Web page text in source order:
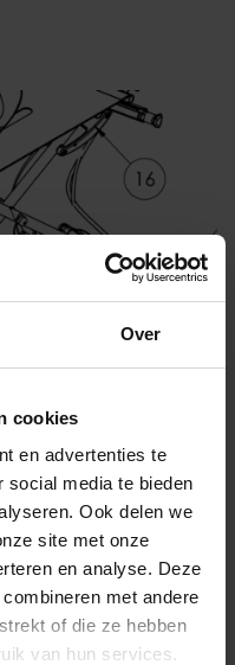
Over
cookies
en advertenties te
social media te bieden
Ook delen we
site met onze
en analyse. Deze
met andere
of die ze hebben
van hun services.